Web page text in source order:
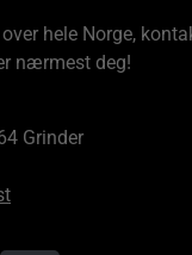
hele Norge,
nærmest deg!
Grinder